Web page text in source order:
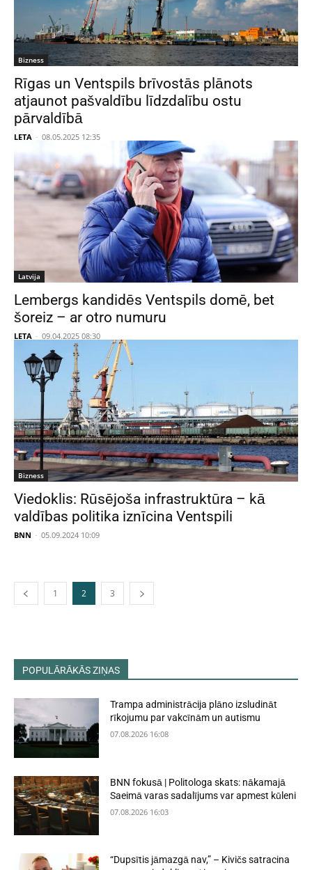
Bizness
Rīgas un Ventspils brīvostās plānots
atjaunot pašvaldību līdzdalību ostu
pārvaldībā
LETA - 08.05.2025 12:35
Latvija
Lembergs kandidēs Ventspils domē, bet
šoreiz – ar otro numuru
LETA - 09.04.2025 08:30
Bizness
Viedoklis: Rūsējoša infrastruktūra – kā
valdības politika iznīcina Ventspili
BNN - 05.09.2024 10:09
1 2 3
POPULĀRĀKĀS ZIŅAS
Trampa administrācija plāno izsludināt
rīkojumu par vakcīnām un autismu
07.08.2026 16:08
BNN fokusā | Politologa skats: nākamajā
Saeimā varas sadalījums var apmest kūleni
07.08.2026 16:03
“Dupsītis jāmazgā nav,” – Kivičs satracina